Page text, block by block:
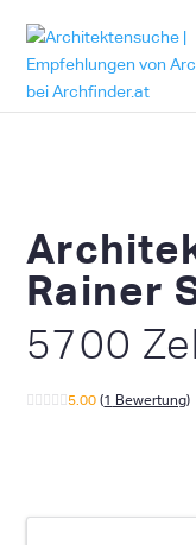
Rainer
5700
5.00 (1 Bewertung)